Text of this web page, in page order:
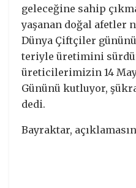
geleceğine sahip
yaşanan doğal afetler
Dünya Çiftçiler
teriyle üretimini
üreticilerimizin 14
Gününü kutluyor,
dedi.
Bayraktar,